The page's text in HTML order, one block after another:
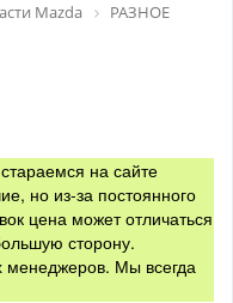
Mazda
РАЗНОЕ
на сайте
но из-за постоянного
цена может отличаться
сторону.
менеджеров. Мы всегда